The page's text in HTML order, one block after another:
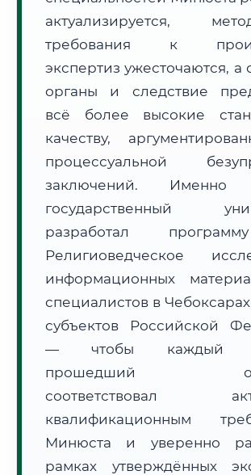
Расчет логистики оригиналов:
• Экспресс-доставка СДЭК / Почтой:
3–5 рабочих
🔍 Нажмите на документ для увеличения и
актуализируется,
требования к
экспертиз ужесточаются, а
органы и следствие
всё более высокие
качеству,
процессуальной
заключений. Именно
государственный
разработал
Религиоведческое
информационных
специалистов в
субъектов Российской
— чтобы каждый
прошедший
соответствовал
квалификационным
Минюста и уверенно
рамках утверждённых